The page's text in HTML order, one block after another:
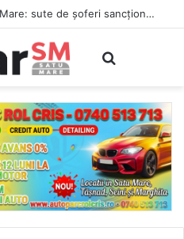
Săptămâna vitezei în Satu Mare: sute de șoferi sancționați și 26 de permise reținute